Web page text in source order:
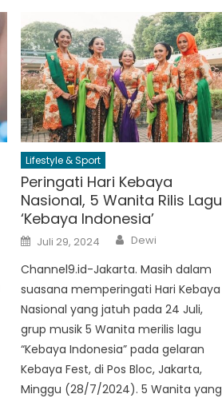
Lifestyle & Sport
Peringati Hari Kebaya
Nasional, 5 Wanita Rilis Lagu
‘Kebaya Indonesia’
Posted
on
Juli 29, 2024 Author
Dewi
Channel9.id-Jakarta. Masih dalam
suasana memperingati Hari Kebaya
Nasional yang jatuh pada 24 Juli,
grup musik 5 Wanita merilis lagu
“Kebaya Indonesia” pada gelaran
Kebaya Fest, di Pos Bloc, Jakarta,
Minggu (28/7/2024). 5 Wanita yang